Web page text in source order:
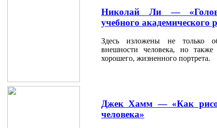
Николай Ли —
учебного академического
Здесь изложены не только
внешности человека, но также
хорошего, жизненного портрета.
Джек Хамм — «Как
человека»